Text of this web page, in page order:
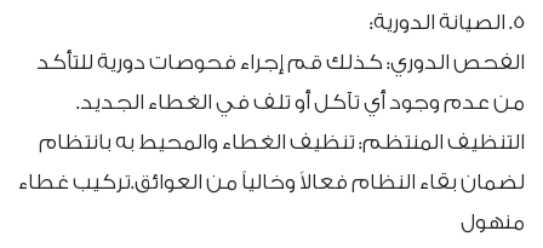
5. الصيانة الدورية:
الفحص الدوري: كذلك قم إجراء فحوصات دورية للتأكد
من عدم وجود أي تآكل أو تلف في الغطاء الجديد.
التنظيف المنتظم: تنظيف الغطاء والمحيط به بانتظام
لضمان بقاء النظام فعالاً وخالياً من العوائق.تركيب غطاء
منهول